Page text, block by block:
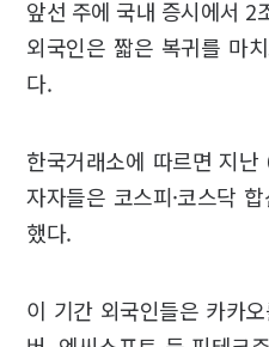
앞선 주에 국내 증시에서 2
외국인은 짧은 복귀를 마
다.
한국거래소에 따르면 지
자자들은 코스피·코스닥
했다.
이 기간 외국인들은 카카